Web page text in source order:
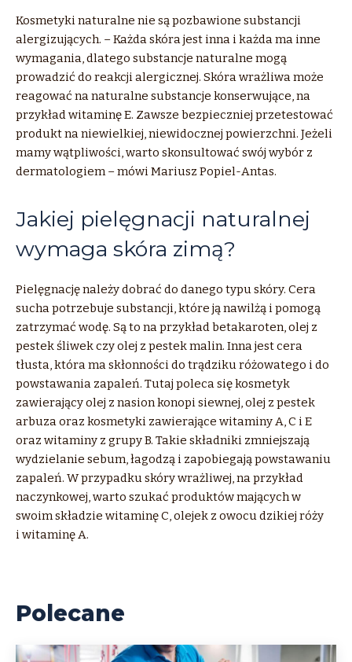
Kosmetyki naturalne nie są pozbawione substancji
alergizujących. – Każda skóra jest inna i każda ma inne
wymagania, dlatego substancje naturalne mogą
prowadzić do reakcji alergicznej. Skóra wrażliwa może
reagować na naturalne substancje konserwujące, na
przykład witaminę E. Zawsze bezpieczniej przetestować
produkt na niewielkiej, niewidocznej powierzchni. Jeżeli
mamy wątpliwości, warto skonsultować swój wybór z
dermatologiem – mówi Mariusz Popiel-Antas.
Jakiej pielęgnacji naturalnej
wymaga skóra zimą?
Pielęgnację należy dobrać do danego typu skóry. Cera
sucha potrzebuje substancji, które ją nawilżą i pomogą
zatrzymać wodę. Są to na przykład betakaroten, olej z
pestek śliwek czy olej z pestek malin. Inna jest cera
tłusta, która ma skłonności do trądziku różowatego i do
powstawania zapaleń. Tutaj poleca się kosmetyk
zawierający olej z nasion konopi siewnej, olej z pestek
arbuza oraz kosmetyki zawierające witaminy A, C i E
oraz witaminy z grupy B. Takie składniki zmniejszają
wydzielanie sebum, łagodzą i zapobiegają powstawaniu
zapaleń. W przypadku skóry wrażliwej, na przykład
naczynkowej, warto szukać produktów mających w
swoim składzie witaminę C, olejek z owocu dzikiej róży
i witaminę A.
Polecane